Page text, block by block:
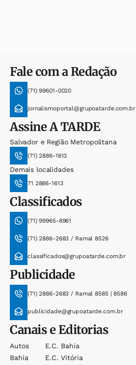
Fale com a Redação
(71) 99601-0020
jornalismoportal@grupoatarde.com.br
AssineA TARDE
Salvador e Região Metropolitana
(71) 2886-1613
Demais localidades
71 2886-1613
Classificados
(71) 99965-8961
(71) 2886-2683 / Ramal 8526
classificados@grupoatarde.com.br
Publicidade
(71) 2886-2683 / Ramal 8585 | 8586
publicidade@grupoatarde.com.br
Canais e Editorias
Autos
Bahia
E.c. Bahia
E.c. Vitória